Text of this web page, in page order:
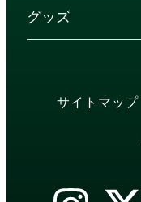
グッズ
サイトマップ